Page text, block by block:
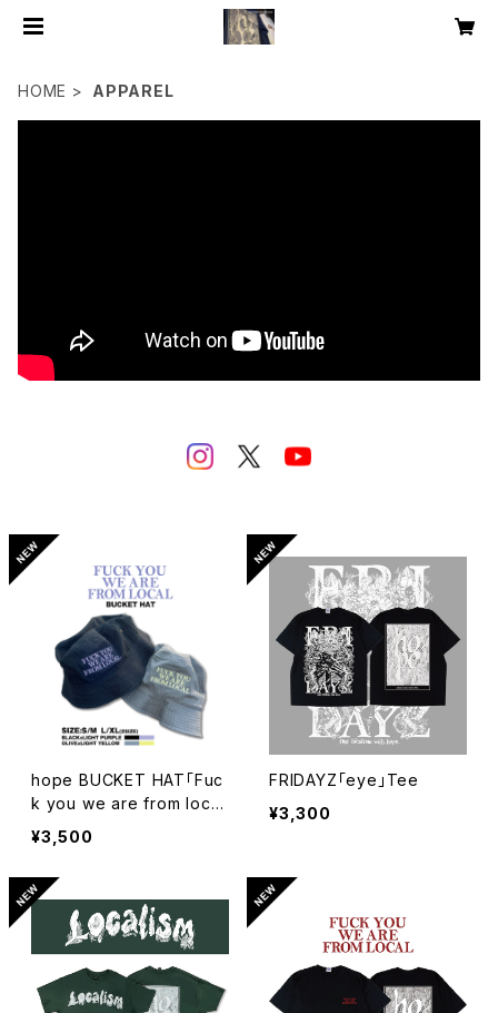
HOME APPAREL
hope BUCKET HAT「Fuc
k you we are from loca
l」
¥3,500
FRIDAYZ「eye」Tee
¥3,300